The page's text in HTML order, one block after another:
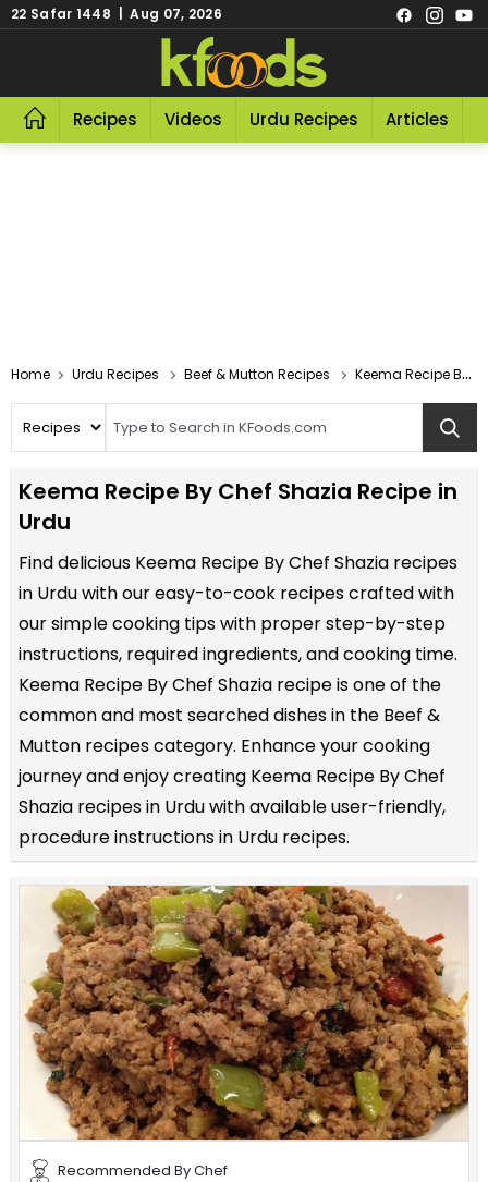
22 Safar 1448 | Aug 07, 2026
Recipes Videos Urdu Recipes Articles
Home Urdu Recipes Beef & Mutton Recipes Keema Recipe By Chef Shazia Recipe In Urdu
Keema Recipe By Chef Shazia Recipe in
Urdu
Find delicious Keema Recipe By Chef Shazia recipes
in Urdu with our easy-to-cook recipes crafted with
our simple cooking tips with proper step-by-step
instructions, required ingredients, and cooking time.
Keema Recipe By Chef Shazia recipe is one of the
common and most searched dishes in the Beef &
Mutton recipes category. Enhance your cooking
journey and enjoy creating Keema Recipe By Chef
Shazia recipes in Urdu with available user-friendly,
procedure instructions in Urdu recipes.
Recommended By Chef